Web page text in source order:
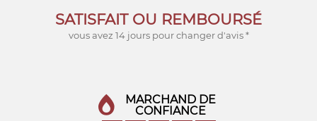
SATISFAIT OU REMBOURSÉ
vous avez 14 jours pour changer d'avis *
MARCHAND DE
CONFIANCE